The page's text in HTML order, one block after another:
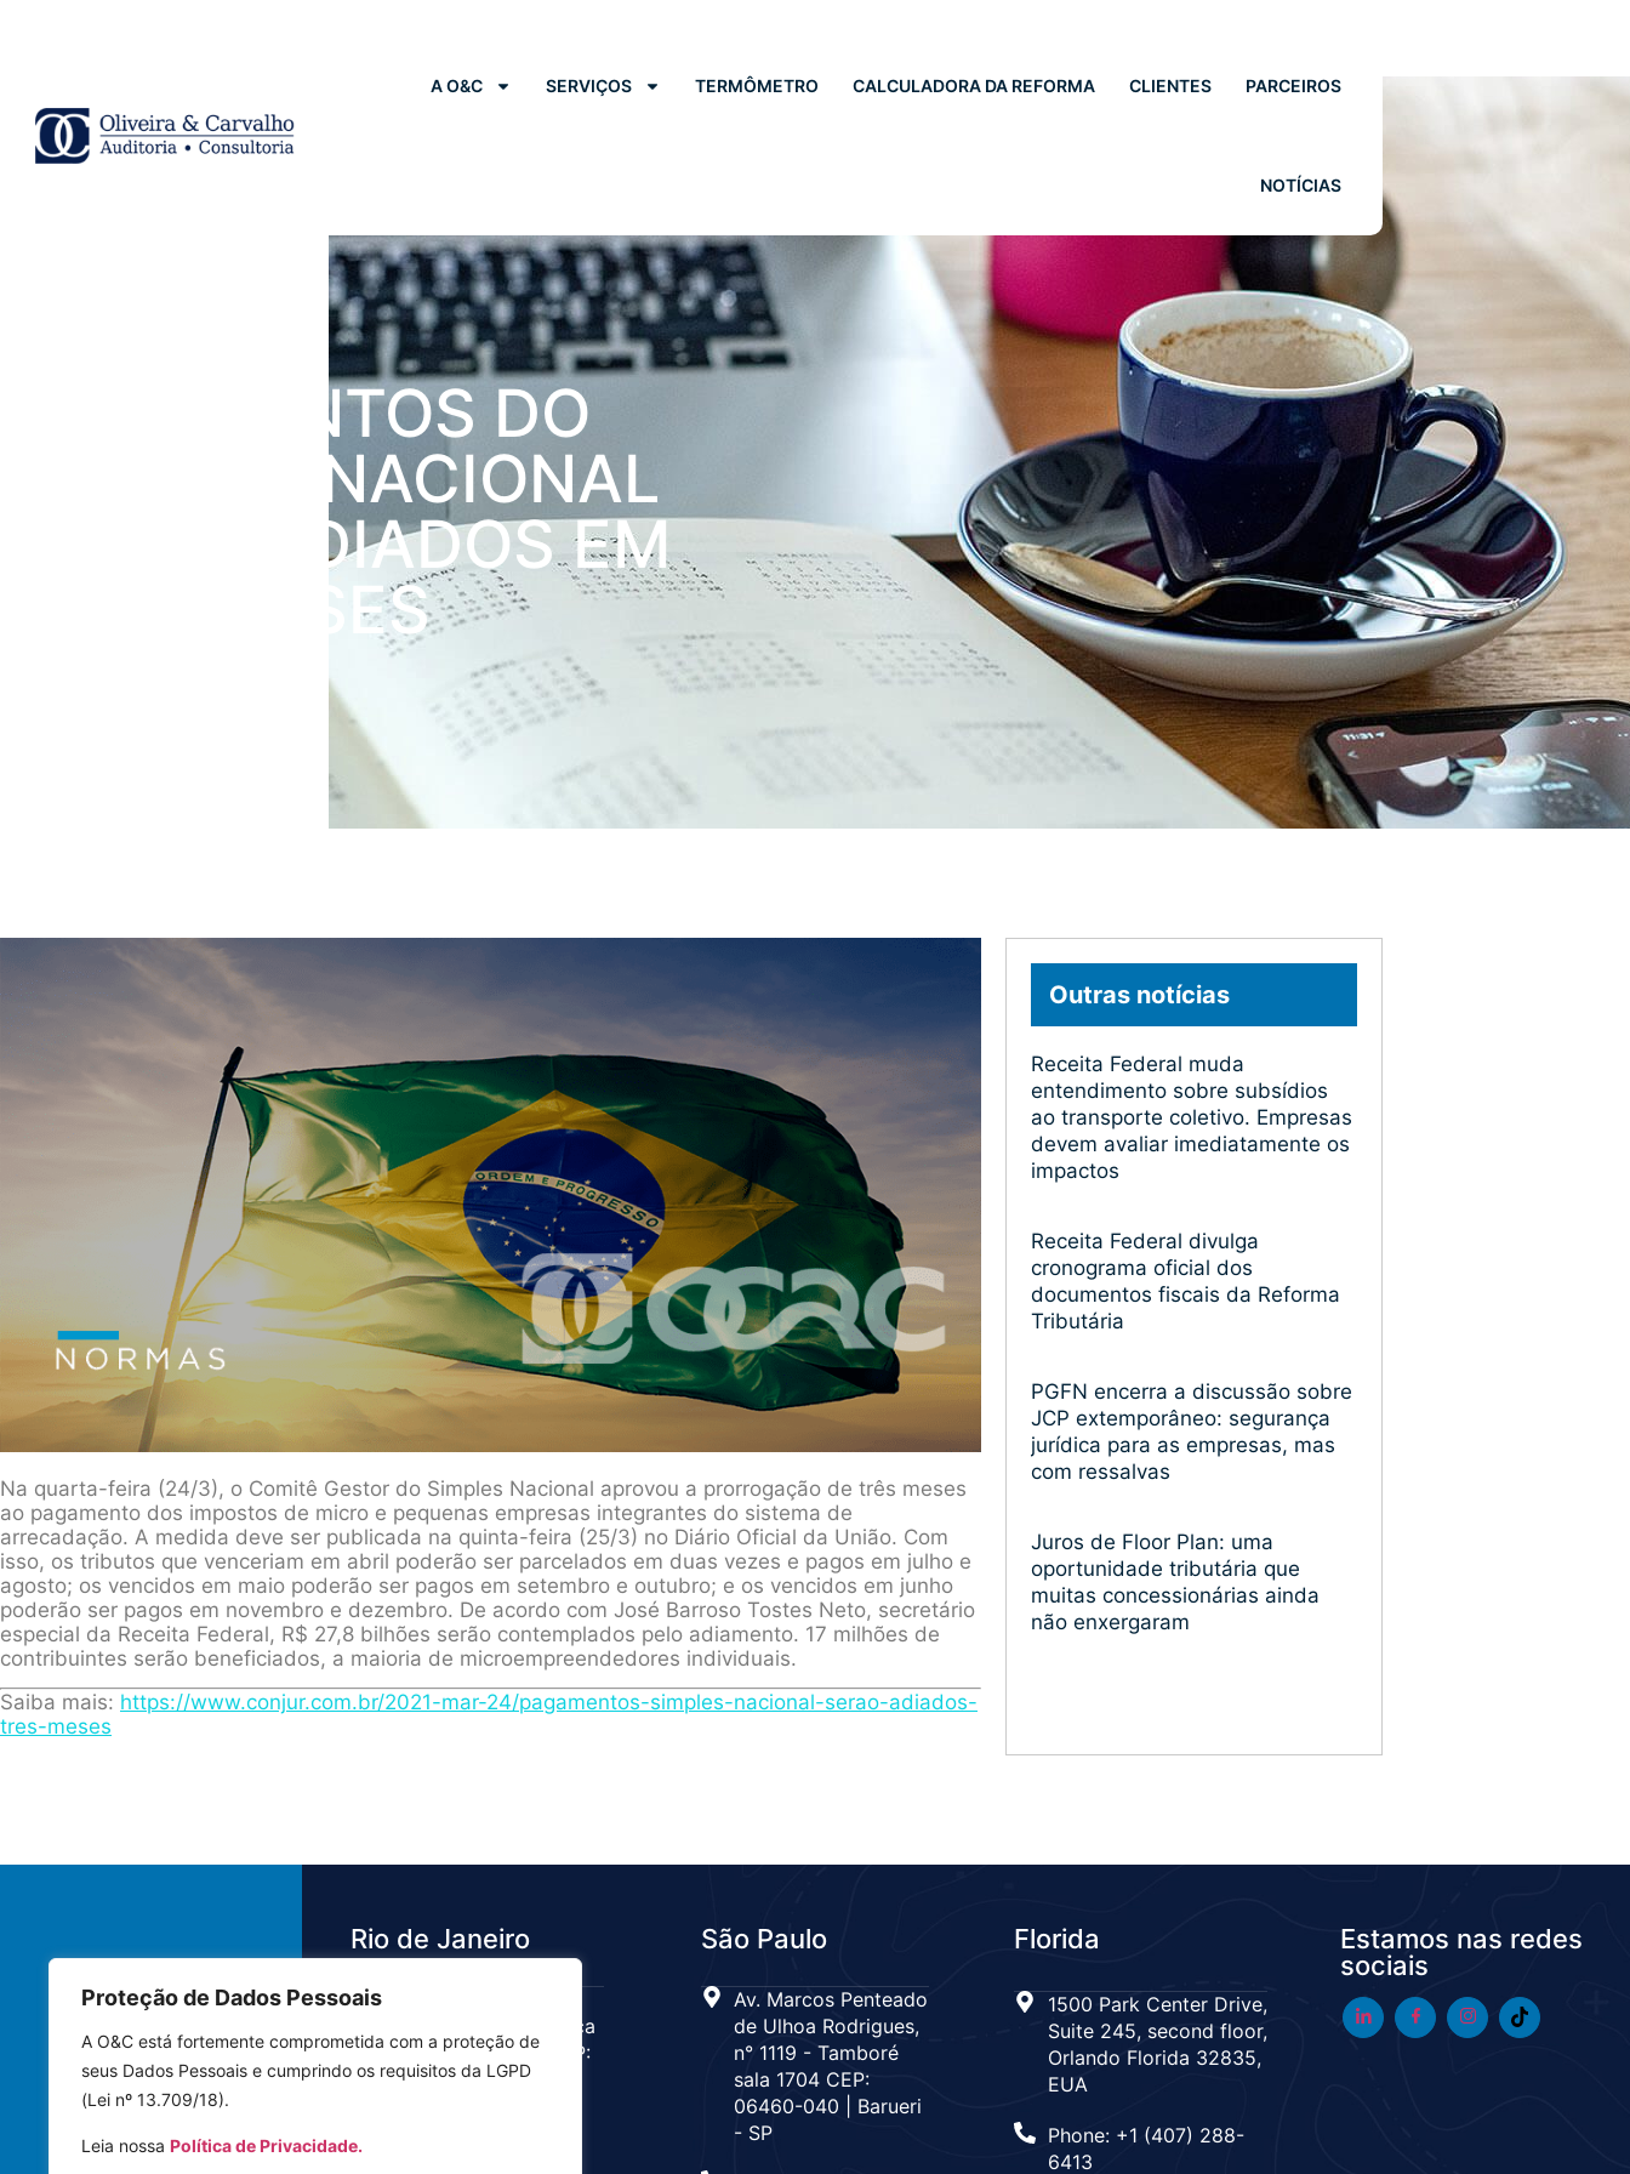
Proteção de Dados Pessoais
A O&C está fortemente comprometida com a proteção de
seus Dados Pessoais e cumprindo os requisitos da LGPD
(Lei nº 13.709/18).
Leia nossa Política de Privacidade.
A O&C SERVIÇOS TERMÔMETRO CALCULADORA DA REFORMA CLIENTES PARCEIROS
NOTÍCIAS
PAGAMENTOS DO
SIMPLES NACIONAL
SERÃO ADIADOS EM
TRÊS MESES
Na quarta-feira (24/3), o Comitê Gestor do Simples Nacional aprovou a prorrogação de três meses
ao pagamento dos impostos de micro e pequenas empresas integrantes do sistema de
arrecadação. A medida deve ser publicada na quinta-feira (25/3) no Diário Oficial da União. Com
isso, os tributos que venceriam em abril poderão ser parcelados em duas vezes e pagos em julho e
agosto; os vencidos em maio poderão ser pagos em setembro e outubro; e os vencidos em junho
poderão ser pagos em novembro e dezembro. De acordo com José Barroso Tostes Neto, secretário
especial da Receita Federal, R$ 27,8 bilhões serão contemplados pelo adiamento. 17 milhões de
contribuintes serão beneficiados, a maioria de microempreendedores individuais.
Saiba mais: https://www.conjur.com.br/2021-mar-24/pagamentos-simples-nacional-serao-adiados-
tres-meses
Outras notícias
Receita Federal muda
entendimento sobre subsídios
ao transporte coletivo. Empresas
devem avaliar imediatamente os
impactos
Receita Federal divulga
cronograma oficial dos
documentos fiscais da Reforma
Tributária
PGFN encerra a discussão sobre
JCP extemporâneo: segurança
jurídica para as empresas, mas
com ressalvas
Juros de Floor Plan: uma
oportunidade tributária que
muitas concessionárias ainda
não enxergaram
Rio de Janeiro
3.500 - Barra da Tijuca
Bloco 4 Sala 442 CEP:
22640-102 | Rio de
São Paulo
Av. Marcos Penteado
de Ulhoa Rodrigues,
n° 1119 - Tamboré
sala 1704 CEP:
06460-040 | Barueri
- SP
Florida
1500 Park Center Drive,
Suite 245, second floor,
Orlando Florida 32835,
EUA
Phone: +1 (407) 288-
6413
Estamos nas redes
sociais